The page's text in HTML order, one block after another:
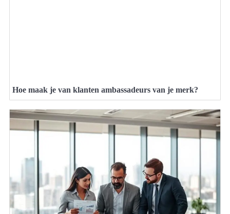
Hoe maak je van klanten ambassadeurs van je merk?